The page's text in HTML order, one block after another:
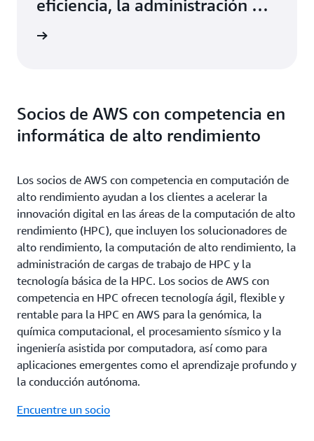
eficiencia, la administración y
el almacenamiento de su
Socios de AWS con competencia en
informática de alto rendimiento
Los socios de AWS con competencia en computación de
alto rendimiento ayudan a los clientes a acelerar la
innovación digital en las áreas de la computación de alto
rendimiento (HPC), que incluyen los solucionadores de
alto rendimiento, la computación de alto rendimiento, la
administración de cargas de trabajo de HPC y la
tecnología básica de la HPC. Los socios de AWS con
competencia en HPC ofrecen tecnología ágil, flexible y
rentable para la HPC en AWS para la genómica, la
química computacional, el procesamiento sísmico y la
ingeniería asistida por computadora, así como para
aplicaciones emergentes como el aprendizaje profundo y
la conducción autónoma.
Encuentre un socio